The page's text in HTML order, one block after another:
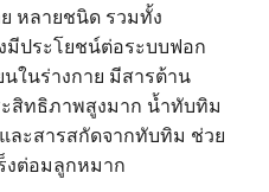
หลายชนิด รวมทั้ง
มีประโยชน์ต่อระบบฟอก
ในร่างกาย มีสารต้าน
สิทธิภาพสูงมาก น้ำทับทิม
ละสารสกัดจากทับทิม ช่วย
งต่อมลูกหมาก